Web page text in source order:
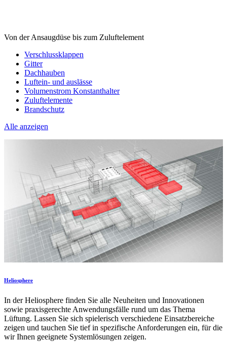
Von der Ansaugdüse bis zum Zuluftelement
Verschlussklappen
Gitter
Dachhauben
Luftein- und auslässe
Volumenstrom Konstanthalter
Zuluftelemente
Brandschutz
Alle anzeigen
Heliosphere
In der Heliosphere finden Sie alle Neuheiten und Innovationen
sowie praxisgerechte Anwendungsfälle rund um das Thema
Lüftung. Lassen Sie sich spielerisch verschiedene Einsatzbereiche
zeigen und tauchen Sie tief in spezifische Anforderungen ein, für die
wir Ihnen geeignete Systemlösungen zeigen.